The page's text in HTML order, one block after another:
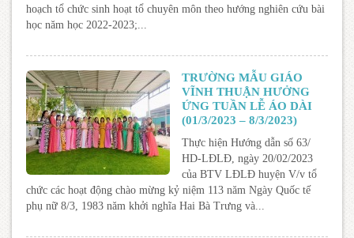
hoạch tổ chức sinh hoạt tổ chuyên môn theo hướng nghiên cứu bài
học năm học 2022-2023;...
TRƯỜNG MẪU GIÁO
VĨNH THUẬN HƯỞNG
ỨNG TUẦN LỄ ÁO DÀI
(01/3/2023 – 8/3/2023)
Thực hiện Hướng dẫn số 63/
HD-LĐLĐ, ngày 20/02/2023
của BTV LĐLĐ huyện V/v tổ
chức các hoạt động chào mừng kỷ niệm 113 năm Ngày Quốc tế
phụ nữ 8/3, 1983 năm khởi nghĩa Hai Bà Trưng và...